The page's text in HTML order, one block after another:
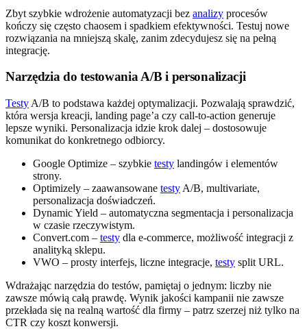
Zbyt szybkie wdrożenie automatyzacji bez analizy procesów
kończy się często chaosem i spadkiem efektywności. Testuj nowe
rozwiązania na mniejszą skalę, zanim zdecydujesz się na pełną
integrację.
Narzędzia do testowania A/B i personalizacji
Testy A/B to podstawa każdej optymalizacji. Pozwalają sprawdzić,
która wersja kreacji, landing page’a czy call-to-action generuje
lepsze wyniki. Personalizacja idzie krok dalej – dostosowuje
komunikat do konkretnego odbiorcy.
Google Optimize – szybkie testy landingów i elementów
strony.
Optimizely – zaawansowane testy A/B, multivariate,
personalizacja doświadczeń.
Dynamic Yield – automatyczna segmentacja i personalizacja
w czasie rzeczywistym.
Convert.com – testy dla e-commerce, możliwość integracji z
analityką sklepu.
VWO – prosty interfejs, liczne integracje, testy split URL.
Wdrażając narzędzia do testów, pamiętaj o jednym: liczby nie
zawsze mówią całą prawdę. Wynik jakości kampanii nie zawsze
przekłada się na realną wartość dla firmy – patrz szerzej niż tylko na
CTR czy koszt konwersji.